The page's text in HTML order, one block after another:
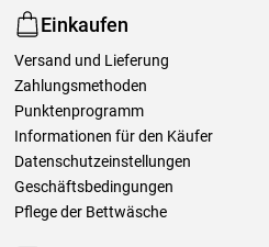
Einkaufen
Versand und Lieferung
Zahlungsmethoden
Punktenprogramm
Informationen für den Käufer
Datenschutzeinstellungen
Geschäftsbedingungen
Pflege der Bettwäsche